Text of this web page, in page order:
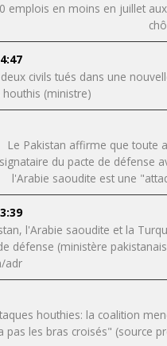
emplois en moins en juillet
civils tués dans une
houthis (ministre)
Le Pakistan affirme que toute
signataire du pacte de défense
l'Arabie saoudite est une
l'Arabie saoudite et la
défense (ministère
adr
houthies: la coalition
pas les bras croisés" (source